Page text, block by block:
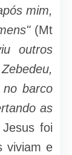
mim,
(Mt
outros
barco
as
foi
viviam e